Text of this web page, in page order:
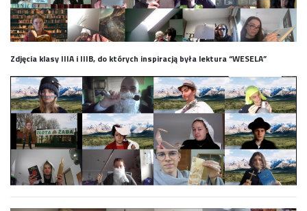
Zdjęcia klasy IIIA i IIIB, do których inspiracją była lektura “WESELA”